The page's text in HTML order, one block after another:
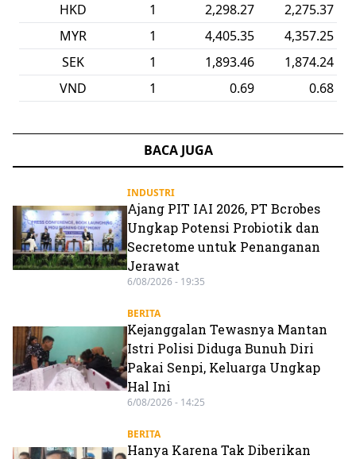
HKD
1 2,298.27
2,275.37
MYR
1 4,405.35
4,357.25
SEK
1 1,893.46
1,874.24
VND
1 0.69 0.68
BACA JUGA
INDUSTRI
Ajang PIT IAI 2026, PT Bcrobes
Ungkap Potensi Probiotik dan
Secretome untuk Penanganan
Jerawat
6/08/2026 - 19:35
BERITA
Kejanggalan Tewasnya Mantan
Istri Polisi Diduga Bunuh Diri
Pakai Senpi, Keluarga Ungkap
Hal Ini
6/08/2026 - 14:25
BERITA
Hanya Karena Tak Diberikan